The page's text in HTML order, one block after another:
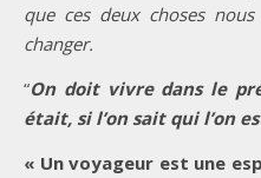
que ces deux choses
changer.
“On doit vivre dans le
était, si l’on sait qui l’on
« Un voyageur est une